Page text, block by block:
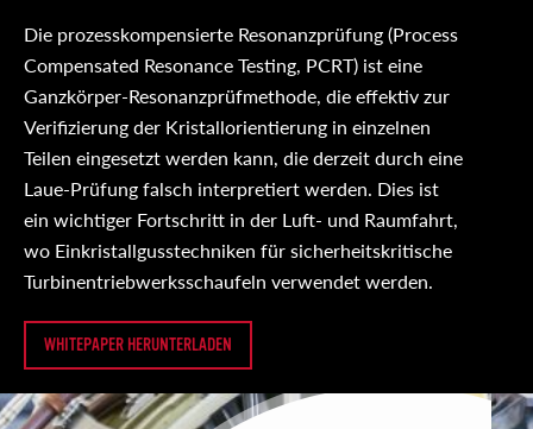
Die prozesskompensierte Resonanzprüfung (Process
Compensated Resonance Testing, PCRT) ist eine
Ganzkörper-Resonanzprüfmethode, die effektiv zur
Verifizierung der Kristallorientierung in einzelnen
Teilen eingesetzt werden kann, die derzeit durch eine
Laue-Prüfung falsch interpretiert werden. Dies ist
ein wichtiger Fortschritt in der Luft- und Raumfahrt,
wo Einkristallgusstechniken für sicherheitskritische
Turbinentriebwerksschaufeln verwendet werden.
WHITEPAPER HERUNTERLADEN